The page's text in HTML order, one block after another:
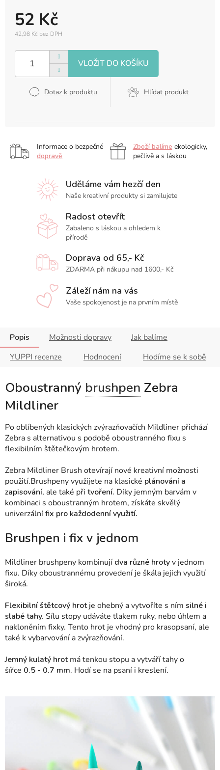
52 Kč
42,98 Kč bez DPH
cena:
Dotaz k produktu Hlídat produkt
Informace o bezpečné
dopravě
Zboží balíme ekologicky,
pečlivě a s láskou
Uděláme vám hezčí den
Naše kreativní produkty si zamilujete
Radost otevřít
Zabaleno s láskou a ohledem k
přírodě
Doprava od 65,- Kč
ZDARMA při nákupu nad 1600,- Kč
Záleží nám na vás
Vaše spokojenost je na prvním místě
Popis Možnosti dopravy
Jak balíme
YUPPI recenze
Hodnocení Hodíme se k sobě
Oboustranný brushpen Zebra
Mildliner
Po oblíbených klasických zvýrazňovačích Mildliner přichází
Zebra s alternativou s podobě oboustranného fixu s
flexibilním štětečkovým hrotem.
Zebra Mildliner Brush otevírají nové kreativní možnosti
použití.Brushpeny využijete na klasické plánování a
zapisování, ale také při tvoření. Díky jemným barvám v
kombinaci s oboustranným hrotem, získáte skvělý
univerzálnífix pro každodenní využití.
Brushpen i fix v jednom
Mildliner brushpeny kombinují dva různé hrotyv jednom
fixu. Díky oboustrannému provedení je škála jejich využití
široká.
Flexibilní štětcový hrotje ohebný a vytvoříte s ním silné i
slabé tahy. Sílu stopy udáváte tlakem ruky, nebo úhlem a
nakloněním fixky. Tento hrot je vhodný pro krasopsaní, ale
také k vybarvování a zvýrazňování.
Jemný kulatý hrotmá tenkou stopu a vytváří tahy o
šířce 0.5 - 0.7 mm. Hodí se na psaní i kreslení.